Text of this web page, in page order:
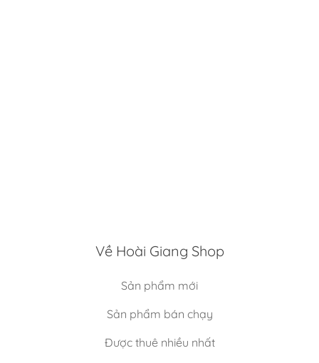
Về Hoài Giang Shop
Sản phẩm mới
Sản phẩm bán chạy
Được thuê nhiều nhất